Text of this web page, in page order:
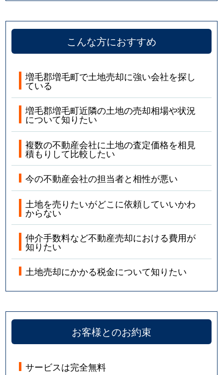
こんな方におすすめ
増毛郡増毛町で土地売却に強い会社を探し
ている
増毛郡増毛町近隣の土地の売却相場や状況
について知りたい
複数の不動産会社に土地の査定価格を相見
積もりして比較したい
今の不動産会社の担当者と相性が悪い
土地を売りたいがどこに依頼していいかわ
からない
仲介手数料など不動産売却における費用が
知りたい
土地売却にかかる税金について知りたい
お客様とのお約束
サービスは完全無料